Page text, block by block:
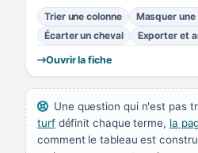
Trier une colonne
Masquer une
Écarter un cheval
Exporter et
Ouvrir la fiche
Une question qui n'est pas
turfdéfinit chaque terme, la
comment le tableau est